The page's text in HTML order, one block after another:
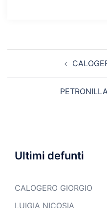
Ultimi defunti
CALOGERO GIORGIO
LUIGIA NICOSIA